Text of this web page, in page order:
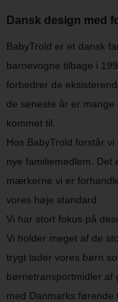
Dansk design med
BabyTrold er et dansk
barnevogne tilbage i
forbedrer de
de seneste år er
kommet til.
Hos BabyTrold forstår
nye familiemedlem.
mærkerne vi er
vores høje standard.
Vi har stort fokus på
Vi holder meget af de
trygt lader vores børn
børnetransportmidler af
med Danmarks førende